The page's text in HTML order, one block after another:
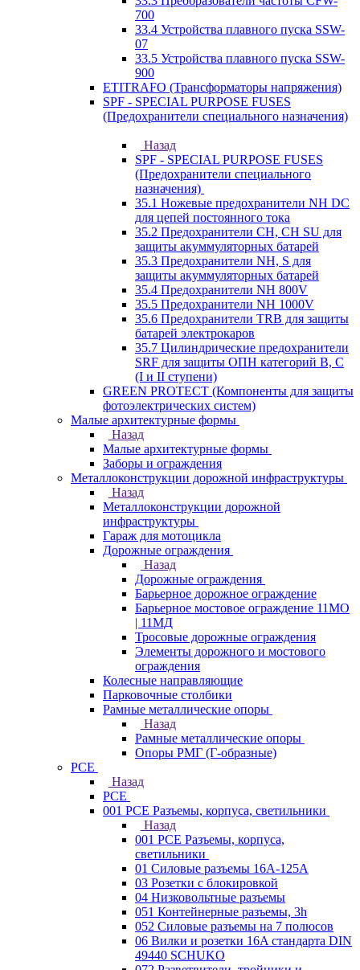
700
33.4 Устройства плавного пуска SSW-
07
33.5 Устройства плавного пуска SSW-
900
ETITRAFO (Трансформаторы напряжения)
SPF - SPECIAL PURPOSE FUSES
(Предохранители специального назначения)
Назад
SPF - SPECIAL PURPOSE FUSES
(Предохранители специального
назначения)
35.1 Ножевые предохранители NH DC
для цепей постоянного тока
35.2 Предохранители CH, CH SU для
защиты акуммуляторных батарей
35.3 Предохранители NH, S для
защиты акуммуляторных батарей
35.4 Предохранители NH 800V
35.5 Предохранители NH 1000V
35.6 Предохранители TRB для защиты
батарей электрокаров
35.7 Цилиндрические предохранители
SRF для защиты ОПН категорий B, C
(I и II ступени)
GREEN PROTECT (Компоненты для защиты
фотоэлектрических систем)
Малые архитектурные формы
Назад
Малые архитектурные формы
Заборы и ограждения
Металлоконструкции дорожной инфраструктуры
Назад
Металлоконструкции дорожной
инфраструктуры
Гараж для мотоцикла
Дорожные ограждения
Назад
Дорожные ограждения
Барьерное дорожное ограждение
Барьерное мостовое ограждение 11МО
| 11МД
Тросовые дорожные ограждения
Элементы дорожного и мостового
ограждения
Колесные направляющие
Парковочные столбики
Рамные металлические опоры
Назад
Рамные металлические опоры
Опоры РМГ (Г-образные)
PCE
Назад
PCE
001 PCE Разъемы, корпуса, светильники
Назад
001 PCE Разъемы, корпуса,
светильники
01 Силовые разъемы 16А-125А
03 Розетки с блокировкой
04 Низковольтные разъемы
051 Контейнерные разъемы, 3h
052 Силовые разъемы на 7 полюсов
06 Вилки и розетки 16A стандарта DIN
49440 SCHUKO